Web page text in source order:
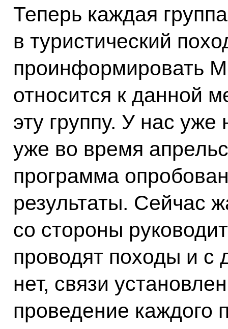
Теперь каждая
в туристический
проинформировать
относится к данной
эту группу. У нас
уже во время
программа
результаты. Сейчас
со стороны
проводят походы и
нет, связи
проведение каждого